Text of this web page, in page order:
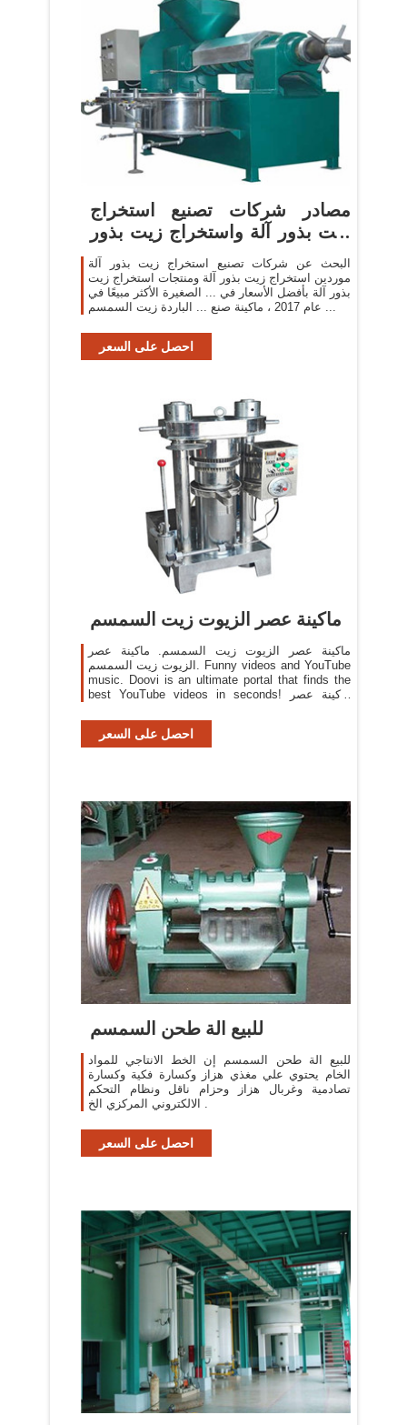
مصادر شركات تصنيع استخراج
زيت بذور آلة واستخراج زيت بذور
...
البحث عن شركات تصنيع استخراج زيت بذور آلة
موردين استخراج زيت بذور آلة ومنتجات استخراج زيت
بذور آلة بأفضل الأسعار في ... الصغيرة الأكثر مبيعًا في
عام 2017 ، ماكينة صنع ... الباردة زيت السمسم ...
احصل على السعر
ماكينة عصر الزيوت زيت السمسم
ماكينة عصر الزيوت زيت السمسم. ماكينة عصر
الزيوت زيت السمسم. Funny videos and YouTube
music. Doovi is an ultimate portal that finds the
best YouTube videos in seconds! ماكينة عصر
احصل على السعر
للبيع الة طحن السمسم
للبيع الة طحن السمسم إن الخط الانتاجي للمواد
الخام يحتوي علي مغذي هزاز وكسارة فكية وكسارة
تصادمية وغربال هزاز وحزام ناقل ونظام التحكم
الالكتروني المركزي الخ .
احصل على السعر